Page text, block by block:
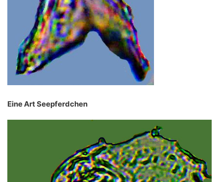
Eine Art Seepferdchen